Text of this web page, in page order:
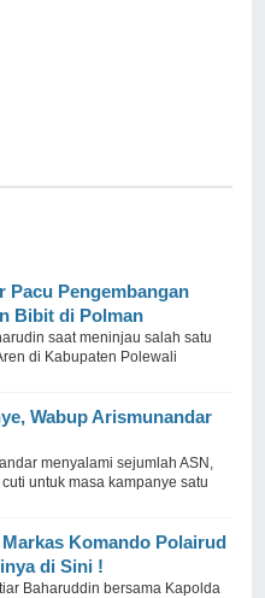
Pacu Pengembangan
Bibit di Polman
saat meninjau salah satu
di Kabupaten Polewali
Wabup Arismunandar
menyalami sejumlah ASN,
untuk masa kampanye satu
Komando Polairud
di Sini !
Baharuddin bersama Kapolda